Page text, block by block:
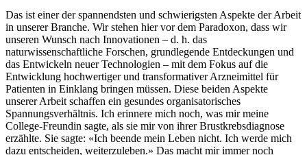
Das ist einer der spannendsten und schwierigsten Aspekte der Arbeit
in unserer Branche. Wir stehen hier vor dem Paradoxon, dass wir
unseren Wunsch nach Innovationen – d. h. das
naturwissenschaftliche Forschen, grundlegende Entdeckungen und
das Entwickeln neuer Technologien – mit dem Fokus auf die
Entwicklung hochwertiger und transformativer Arzneimittel für
Patienten in Einklang bringen müssen. Diese beiden Aspekte
unserer Arbeit schaffen ein gesundes organisatorisches
Spannungsverhältnis. Ich erinnere mich noch, was mir meine
College-Freundin sagte, als sie mir von ihrer Brustkrebsdiagnose
erzählte. Sie sagte: «Ich beende mein Leben nicht. Ich werde mich
dazu entscheiden, weiterzuleben.» Das macht mir immer noch